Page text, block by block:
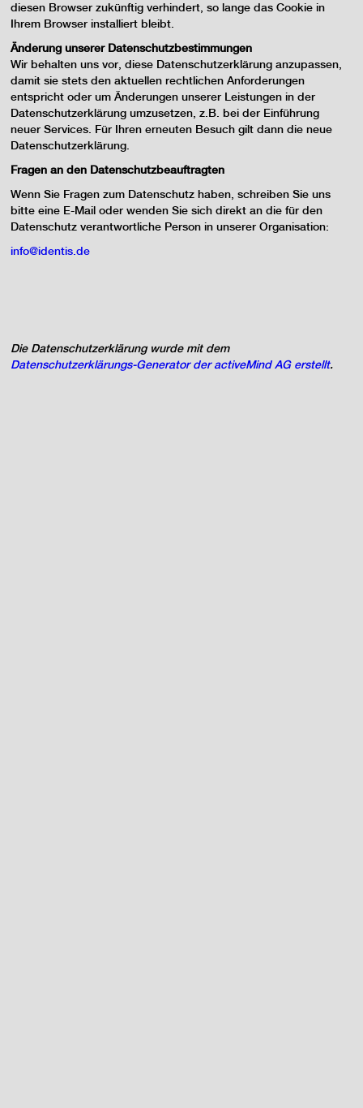
diesen Browser zukünftig verhindert, so lange das Cookie in
Ihrem Browser installiert bleibt.
Änderung unserer Datenschutzbestimmungen
Wir behalten uns vor, diese Datenschutzerklärung anzupassen,
damit sie stets den aktuellen rechtlichen Anforderungen
entspricht oder um Änderungen unserer Leistungen in der
Datenschutzerklärung umzusetzen, z.B. bei der Einführung
neuer Services. Für Ihren erneuten Besuch gilt dann die neue
Datenschutzerklärung.
Fragen an den Datenschutzbeauftragten
Wenn Sie Fragen zum Datenschutz haben, schreiben Sie uns
bitte eine E-Mail oder wenden Sie sich direkt an die für den
Datenschutz verantwortliche Person in unserer Organisation:
info@identis.de
Die Datenschutzerklärung wurde mit dem
Datenschutzerklärungs-Generator der activeMind AG erstellt.